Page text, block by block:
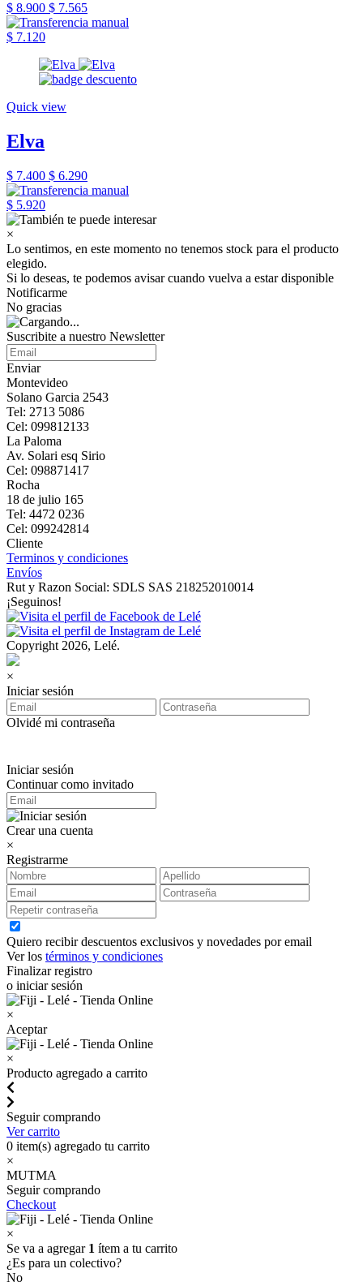
$ 8.900 $ 7.565
$ 7.120
Quick view
Elva
$ 7.400 $ 6.290
$ 5.920
×
Lo sentimos, en este momento no tenemos stock para el producto
elegido.
Si lo deseas, te podemos avisar cuando vuelva a estar disponible
Notificarme
No gracias
Suscribite a nuestro Newsletter
Enviar
Montevideo
Solano Garcia 2543
Tel: 2713 5086
Cel: 099812133
La Paloma
Av. Solari esq Sirio
Cel: 098871417
Rocha
18 de julio 165
Tel: 4472 0236
Cel: 099242814
Cliente
Terminos y condiciones
Envíos
Rut y Razon Social: SDLS SAS 218252010014
¡Seguinos!
Copyright 2026, Lelé.
×
Iniciar sesión
Olvidé mi contraseña
Iniciar sesión
Continuar como invitado
Crear una cuenta
×
Registrarme
Quiero recibir descuentos exclusivos y novedades por email
Ver los términos y condiciones
Finalizar registro
o iniciar sesión
×
Aceptar
×
Producto agregado a carrito
Seguir comprando
Ver carrito
0 item(s) agregado tu carrito
×
MUTMA
Seguir comprando
Checkout
×
Se va a agregar 1 ítem a tu carrito
¿Es para un colectivo?
No